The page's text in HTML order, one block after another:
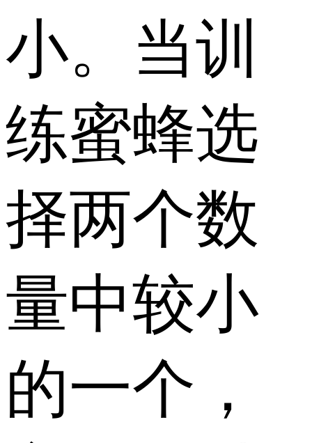
小。当训
练蜜蜂选
择两个数
量中较小
的一个，